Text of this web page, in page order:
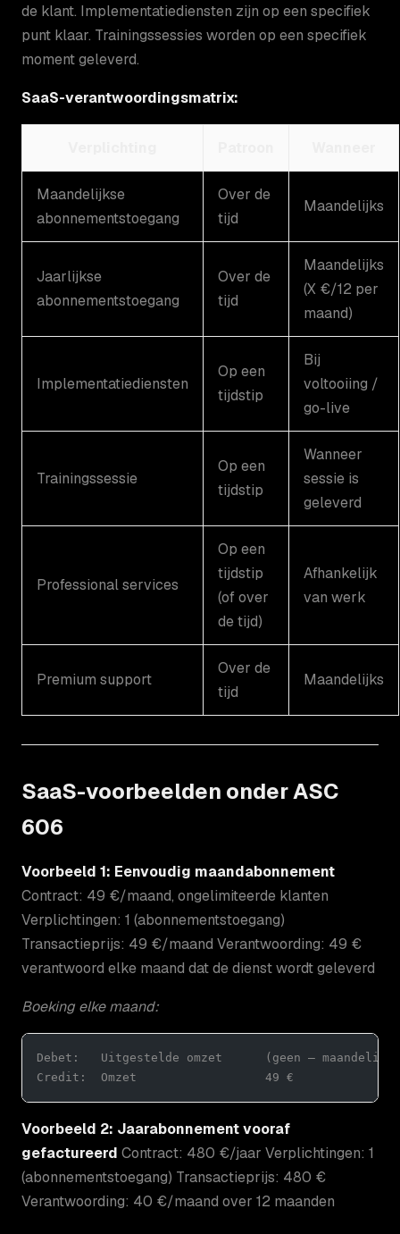
de klant. Implementatiediensten zijn op een specifiek
punt klaar. Trainingssessies worden op een specifiek
moment geleverd.
SaaS-verantwoordingsmatrix:
Maandelijkse
abonnementstoegang
Over de
tijd
Maandelijks
Jaarlijkse
abonnementstoegang
Over de
tijd
Maandelijks
(X €/12 per
maand)
Implementatiediensten
Op een
tijdstip
Bij
voltooiing /
go-live
Trainingssessie
Op een
tijdstip
Wanneer
sessie is
geleverd
Professional services
Op een
tijdstip
(of over
de tijd)
Afhankelijk
van werk
Premium support
Over de
tijd
Maandelijks
SaaS-voorbeelden onder ASC
606
Voorbeeld 1: Eenvoudig maandabonnement
Contract: 49 €/maand, ongelimiteerde klanten
Verplichtingen: 1 (abonnementstoegang)
Transactieprijs: 49 €/maand Verantwoording: 49 €
verantwoord elke maand dat de dienst wordt geleverd
Boeking elke maand:
Debet:   Uitgestelde omzet      (geen —
Credit:  Omzet                  49 €
Voorbeeld 2: Jaarabonnement vooraf
gefactureerd Contract: 480 €/jaar Verplichtingen: 1
(abonnementstoegang) Transactieprijs: 480 €
Verantwoording: 40 €/maand over 12 maanden